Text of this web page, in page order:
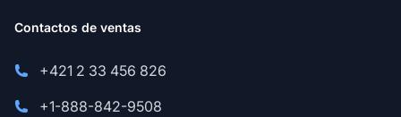
Contactos de ventas
+421 2 33 456 826
+1-888-842-9508